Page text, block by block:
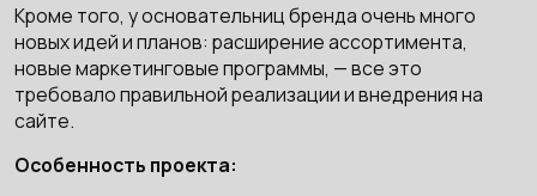
Кроме того, у основательниц бренда очень много
новых идей и планов: расширение ассортимента,
новые маркетинговые программы, — все это
требовало правильной реализации и внедрения на
сайте.
Особенность проекта: